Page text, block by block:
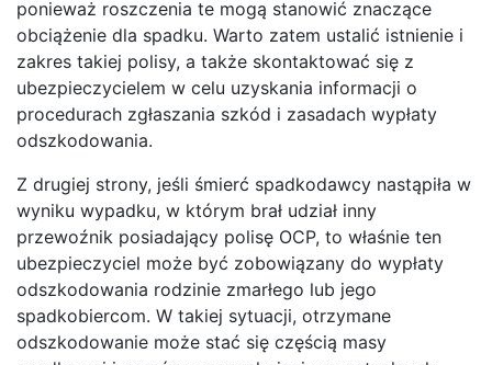
ponieważ roszczenia te mogą stanowić znaczące
obciążenie dla spadku. Warto zatem ustalić istnienie i
zakres takiej polisy, a także skontaktować się z
ubezpieczycielem w celu uzyskania informacji o
procedurach zgłaszania szkód i zasadach wypłaty
odszkodowania.
Z drugiej strony, jeśli śmierć spadkodawcy nastąpiła w
wyniku wypadku, w którym brał udział inny
przewoźnik posiadający polisę OCP, to właśnie ten
ubezpieczyciel może być zobowiązany do wypłaty
odszkodowania rodzinie zmarłego lub jego
spadkobiercom. W takiej sytuacji, otrzymane
odszkodowanie może stać się częścią masy